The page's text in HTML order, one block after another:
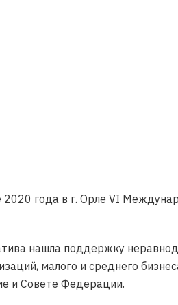
года в г. Орле VI
нашла поддержку
малого и среднего
и Совете Федерации.